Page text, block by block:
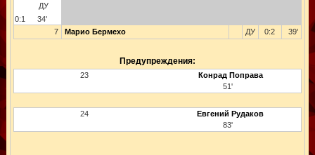
ДУ
0:1
34'
7
Марио Бермехо ДУ 0:2 39'
Предупреждения:
23
Конрад Поправа
51'
24
Евгений Рудаков
83'